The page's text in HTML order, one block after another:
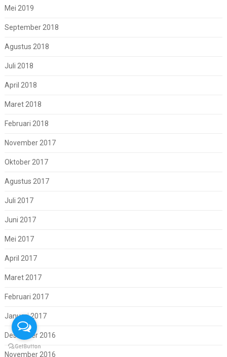
Mei 2019
September 2018
Agustus 2018
Juli 2018
April 2018
Maret 2018
Februari 2018
November 2017
Oktober 2017
Agustus 2017
Juli 2017
Juni 2017
Mei 2017
April 2017
Maret 2017
Februari 2017
Januari 2017
Desember 2016
November 2016